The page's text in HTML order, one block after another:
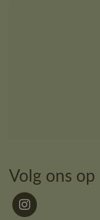
Volg ons op